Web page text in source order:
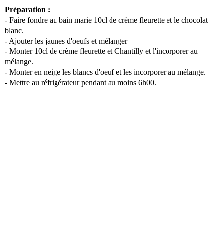
Préparation :
- Faire fondre au bain marie 10cl de crème fleurette et le chocolat
blanc.
- Ajouter les jaunes d'oeufs et mélanger
- Monter 10cl de crème fleurette et Chantilly et l'incorporer au
mélange.
- Monter en neige les blancs d'oeuf et les incorporer au mélange.
- Mettre au réfrigérateur pendant au moins 6h00.